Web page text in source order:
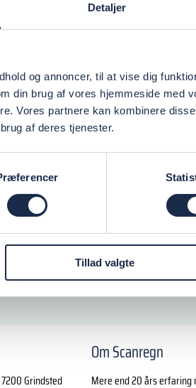
Detaljer
og annoncer, til at vise dig
din brug af vores hjemmeside med
Vores partnere kan kombinere
af deres tjenester.
Tillad valgte
Grindsted
Om Scanregn
Mere end 20 års erfaring